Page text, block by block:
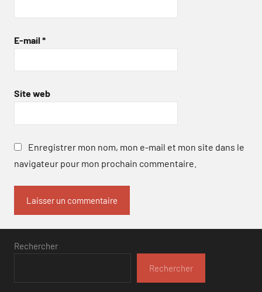
E-mail *
Site web
Enregistrer mon nom, mon e-mail et mon site dans le
navigateur pour mon prochain commentaire.
Rechercher
Rechercher